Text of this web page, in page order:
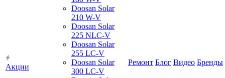
Акции
Doosan Solar
210 W-V
Doosan Solar
225 NLC-V
Doosan Solar
255 LC-V
Doosan Solar
300 LC-V
Ремонт Блог Видео Бренды